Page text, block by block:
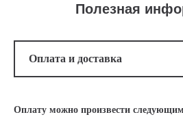
Полезная
Оплату можно произвести